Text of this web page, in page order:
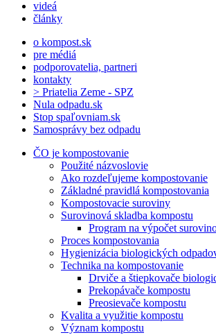
videá
články
o kompost.sk
pre médiá
podporovatelia, partneri
kontakty
> Priatelia Zeme - SPZ
Nula odpadu.sk
Stop spaľovniam.sk
Samosprávy bez odpadu
ČO je kompostovanie
Použité názvoslovie
Ako rozdeľujeme kompostovanie
Základné pravidlá kompostovania
Kompostovacie suroviny
Surovinová skladba kompostu
Program na výpočet
Proces kompostovania
Hygienizácia biologických
Technika na kompostovanie
Drviče a štiepkovače
Prekopávače kompostu
Preosievače kompostu
Kvalita a využitie kompostu
Význam kompostu